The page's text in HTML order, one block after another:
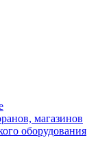
магазинов
оборудования